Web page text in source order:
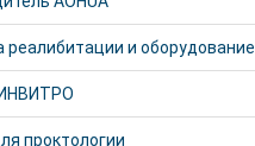
реалибитации и оборудование
ИНВИТРО
проктологии